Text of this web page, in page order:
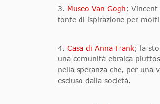
3. Museo Van Gogh;
fonte di ispirazione per
4. Casa di Anna Frank; la
una comunità ebraica
nella speranza che, per una
escluso dalla società.